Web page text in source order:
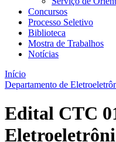
Concursos
Processo Seletivo
Biblioteca
Mostra de Trabalhos
Notícias
Início
Departamento de
Edital CTC